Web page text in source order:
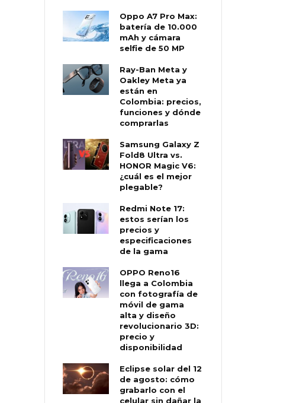
Oppo A7 Pro Max:
batería de 10.000
mAh y cámara
selfie de 50 MP
Ray-Ban Meta y
Oakley Meta ya
están en
Colombia: precios,
funciones y dónde
comprarlas
Samsung Galaxy Z
Fold8 Ultra vs.
HONOR Magic V6:
¿cuál es el mejor
plegable?
Redmi Note 17:
estos serían los
precios y
especificaciones
de la gama
OPPO Reno16
llega a Colombia
con fotografía de
móvil de gama
alta y diseño
revolucionario 3D:
precio y
disponibilidad
Eclipse solar del 12
de agosto: cómo
grabarlo con el
celular sin dañar la